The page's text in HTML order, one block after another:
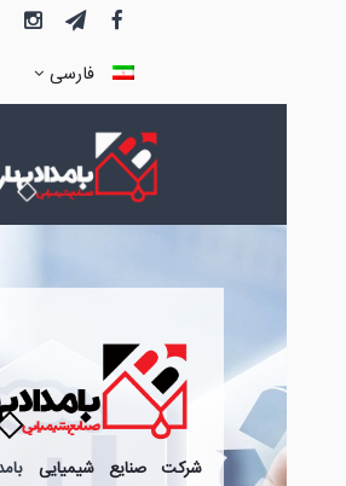
فارسی
شرکت صنایع شیمیایی